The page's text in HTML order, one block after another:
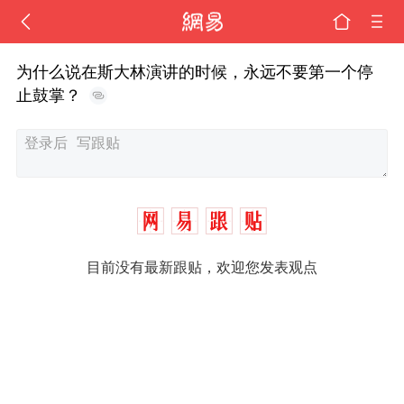
为什么说在斯大林演讲的时候，永远不要第一个停
止鼓掌？
目前没有最新跟贴，欢迎您发表观点